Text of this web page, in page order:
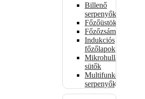
Billenő
serpenyők
Főzőüstök
Főzőzsámolyok
Indukciós
főzőlapok
Mikrohullámú
sütők
Multifunkciós
serpenyők